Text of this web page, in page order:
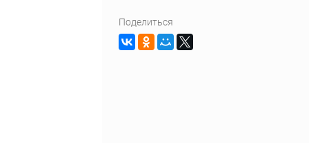
Поделиться